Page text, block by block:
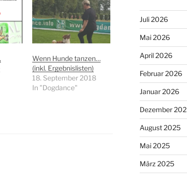
Wenn Hunde tanzen…
(inkl. Ergebnislisten)
18. September 2018
In "Dogdance"
Juli 2026
Mai 2026
April 2026
Februar 2026
Januar 2026
Dezember
August 2025
Mai 2025
März 2025